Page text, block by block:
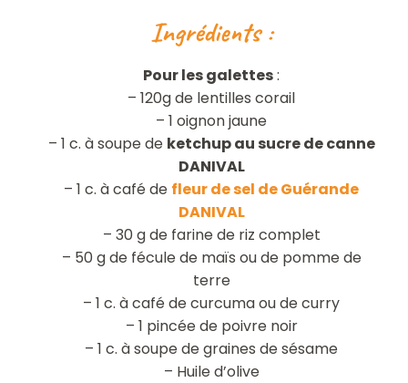
Ingrédients :
Pour les galettes:
– 120g de lentilles corail
– 1 oignon jaune
– 1 c. à soupe de ketchup au sucre de canne
DANIVAL
– 1 c. à café de fleur de sel de Guérande
DANIVAL
– 30 g de farine de riz complet
– 50 g de fécule de maïs ou de pomme de
terre
– 1 c. à café de curcuma ou de curry
– 1 pincée de poivre noir
– 1 c. à soupe de graines de sésame
– Huile d’olive